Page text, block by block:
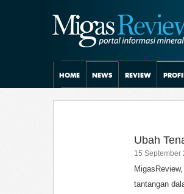
HOME NEWS REVIEW
Ubah
15 September
tantangan